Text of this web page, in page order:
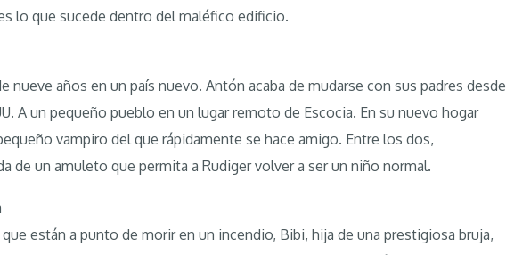
lo que sucede dentro del maléfico edificio.
nueve años en un país nuevo. Antón acaba de mudarse con sus padres desde
A un pequeño pueblo en un lugar remoto de Escocia. En su nuevo hogar
vampiro del que rápidamente se hace amigo. Entre los dos,
de un amuleto que permita a Rudiger volver a ser un niño normal.
que están a punto de morir en un incendio, Bibi, hija de una prestigiosa bruja,